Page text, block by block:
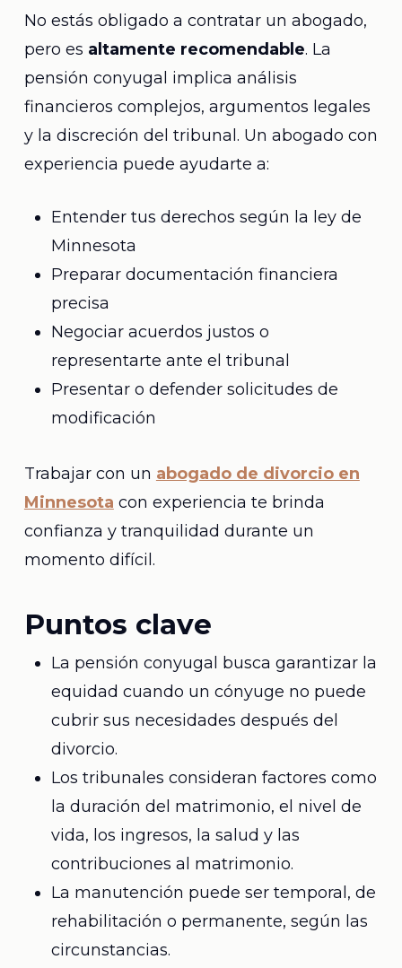
No estás obligado a contratar un abogado,
pero es altamente recomendable. La
pensión conyugal implica análisis
financieros complejos, argumentos legales
y la discreción del tribunal. Un abogado con
experiencia puede ayudarte a:
Entender tus derechos según la ley de
Minnesota
Preparar documentación financiera
precisa
Negociar acuerdos justos o
representarte ante el tribunal
Presentar o defender solicitudes de
modificación
Trabajar con un abogado de divorcio en
Minnesota con experiencia te brinda
confianza y tranquilidad durante un
momento difícil.
Puntos clave
La pensión conyugal busca garantizar la
equidad cuando un cónyuge no puede
cubrir sus necesidades después del
divorcio.
Los tribunales consideran factores como
la duración del matrimonio, el nivel de
vida, los ingresos, la salud y las
contribuciones al matrimonio.
La manutención puede ser temporal, de
rehabilitación o permanente, según las
circunstancias.